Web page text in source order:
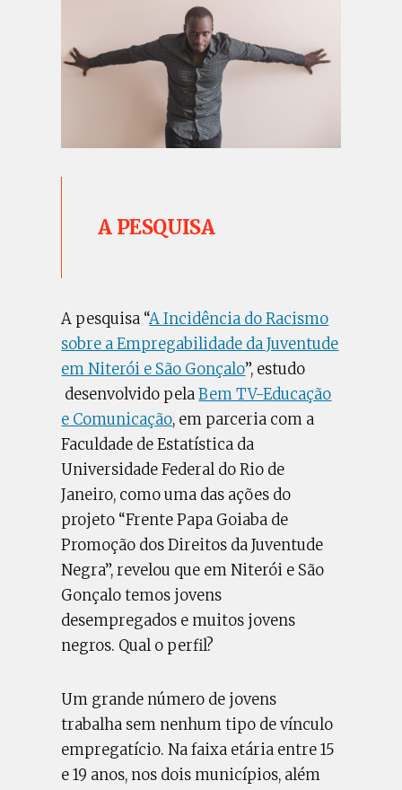
A PESQUISA
A pesquisa “A Incidência do Racismo
sobre a Empregabilidade da Juventude
em Niterói e São Gonçalo”, estudo
desenvolvido pelaBem TV-Educação
e Comunicação, em parceria com a
Faculdade de Estatística da
Universidade Federal do Rio de
Janeiro, como uma das ações do
projeto “Frente Papa Goiaba de
Promoção dos Direitos da Juventude
Negra”, revelou que em Niterói e São
Gonçalo temos jovens
desempregados e muitos jovens
negros. Qual o perfil?
Um grande número de jovens
trabalha sem nenhum tipo de vínculo
empregatício. Na faixa etária entre 15
e 19 anos, nos dois municípios, além